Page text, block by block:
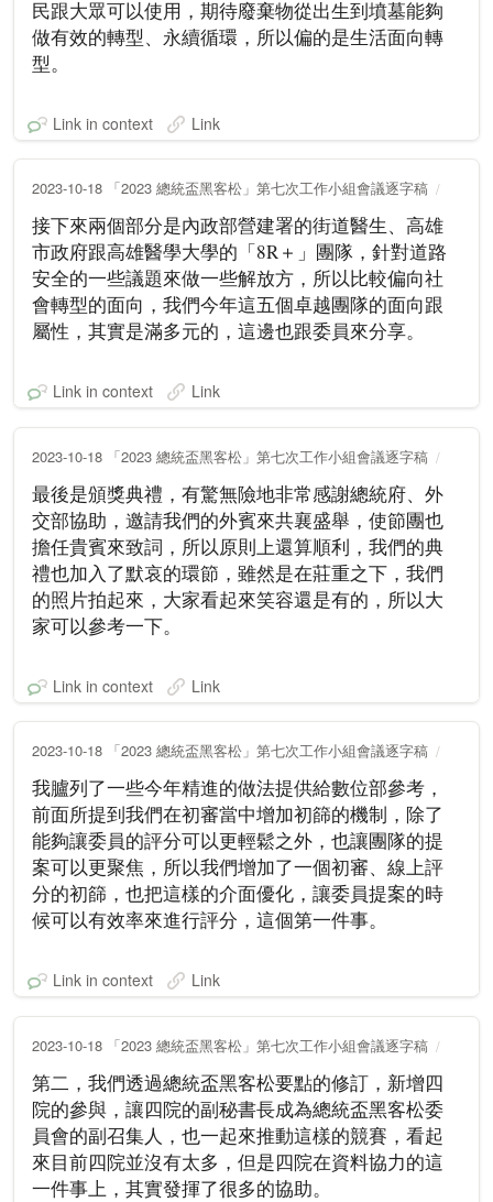
民跟大眾可以使用，期待廢棄物從出生到墳墓能夠
做有效的轉型、永續循環，所以偏的是生活面向轉
型。
Link in context Link
2023-10-18 「2023 總統盃黑客松」第七次工作小組會議逐字稿
接下來兩個部分是內政部營建署的街道醫生、高雄
市政府跟高雄醫學大學的「8R＋」團隊，針對道路
安全的一些議題來做一些解放方，所以比較偏向社
會轉型的面向，我們今年這五個卓越團隊的面向跟
屬性，其實是滿多元的，這邊也跟委員來分享。
Link in context Link
2023-10-18 「2023 總統盃黑客松」第七次工作小組會議逐字稿
最後是頒獎典禮，有驚無險地非常感謝總統府、外
交部協助，邀請我們的外賓來共襄盛舉，使節團也
擔任貴賓來致詞，所以原則上還算順利，我們的典
禮也加入了默哀的環節，雖然是在莊重之下，我們
的照片拍起來，大家看起來笑容還是有的，所以大
家可以參考一下。
Link in context Link
2023-10-18 「2023 總統盃黑客松」第七次工作小組會議逐字稿
我臚列了一些今年精進的做法提供給數位部參考，
前面所提到我們在初審當中增加初篩的機制，除了
能夠讓委員的評分可以更輕鬆之外，也讓團隊的提
案可以更聚焦，所以我們增加了一個初審、線上評
分的初篩，也把這樣的介面優化，讓委員提案的時
候可以有效率來進行評分，這個第一件事。
Link in context Link
2023-10-18 「2023 總統盃黑客松」第七次工作小組會議逐字稿
第二，我們透過總統盃黑客松要點的修訂，新增四
院的參與，讓四院的副秘書長成為總統盃黑客松委
員會的副召集人，也一起來推動這樣的競賽，看起
來目前四院並沒有太多，但是四院在資料協力的這
一件事上，其實發揮了很多的協助。